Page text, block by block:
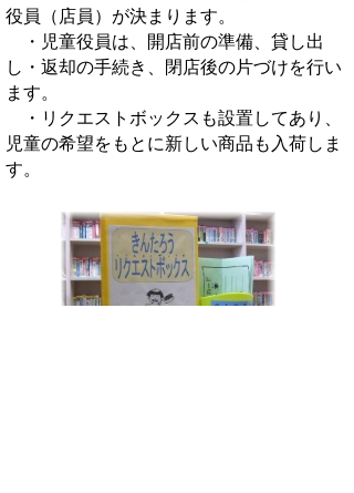
役員（店員）が決まります。
・児童役員は、開店前の準備、貸し出
し・返却の手続き、閉店後の片づけを行い
ます。
・リクエストボックスも設置してあり、
児童の希望をもとに新しい商品も入荷しま
す。